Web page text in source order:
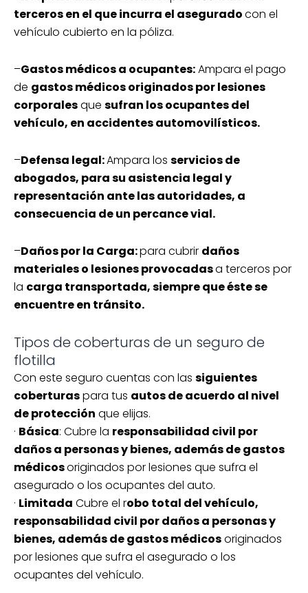
terceros en el que incurra el aseguradocon el
vehículo cubierto en la póliza.
–Gastos médicos a ocupantes:Ampara el pago
de gastos médicos originados por lesiones
corporalesque sufran los ocupantes del
vehículo, en accidentes automovilísticos.
–Defensa legal:Ampara los servicios de
abogados, para su asistencia legal y
representación ante las autoridades, a
consecuencia de un percance vial.
–Daños por la Carga:para cubrir daños
materiales o lesiones provocadasa terceros por
la carga transportada, siempre que éste se
encuentre en tránsito.
Tipos de coberturas de un seguro de
flotilla
Con este seguro cuentas con las siguientes
coberturaspara tus autos de acuerdo al nivel
de protección que elijas.
· Básica: Cubre la responsabilidad civil por
daños a personas y bienes, además de gastos
médicosoriginados por lesiones que sufra el
asegurado o los ocupantes del auto.
· Limitada Cubre el robo total del vehículo,
responsabilidad civil por daños a personas y
bienes, además de gastos médicosoriginados
por lesiones que sufra el asegurado o los
ocupantes del vehículo.